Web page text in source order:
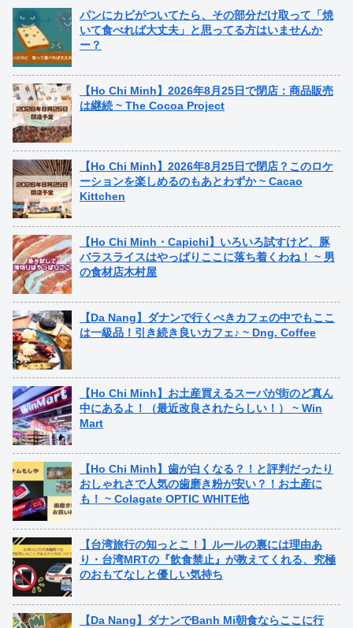
パンにカビがついてたら、その部分だけ取って「焼
いて食べれば大丈夫」と思ってる方はいませんか
ー？
【Ho Chi Minh】2026年8月25日で閉店：商品販売
は継続 ~ The Cocoa Project
【Ho Chi Minh】2026年8月25日で閉店？このロケ
ーションを楽しめるのもあとわずか ~ Cacao
Kittchen
【Ho Chi Minh・Capichi】いろいろ試すけど、豚
バラスライスはやっぱりここに落ち着くわね！ ~ 男
の食材店木村屋
【Da Nang】ダナンで行くべきカフェの中でもここ
は一級品！引き続き良いカフェ♪ ~ Dng. Coffee
【Ho Chi Minh】お土産買えるスーパが街のど真ん
中にあるよ！（最近改良されたらしい！） ~ Win
Mart
【Ho Chi Minh】歯が白くなる？！と評判だったり
おしゃれさで人気の歯磨き粉が安い？！お土産に
も！ ~ Colagate OPTIC WHITE他
【台湾旅行の知っとこ！】ルールの裏には理由あ
り・台湾MRTの『飲食禁止』が教えてくれる、究極
のおもてなしと優しい気持ち
【Da Nang】ダナンでBanh Mi朝食ならここに行